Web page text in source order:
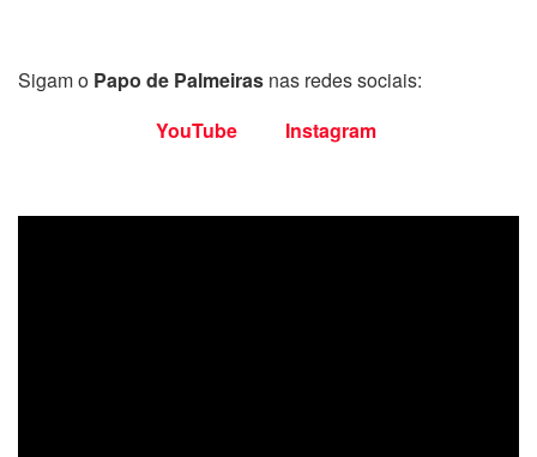
Sigam o Papo de Palmeiras nas redes sociais:
YouTube
Instagram